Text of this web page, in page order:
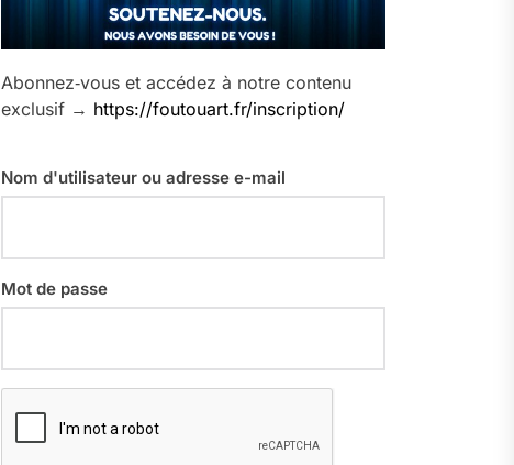
Abonnez‑vous et accédez à notre contenu
exclusif → https://foutouart.fr/inscription/
Nom d'utilisateur ou adresse e-mail
Mot de passe